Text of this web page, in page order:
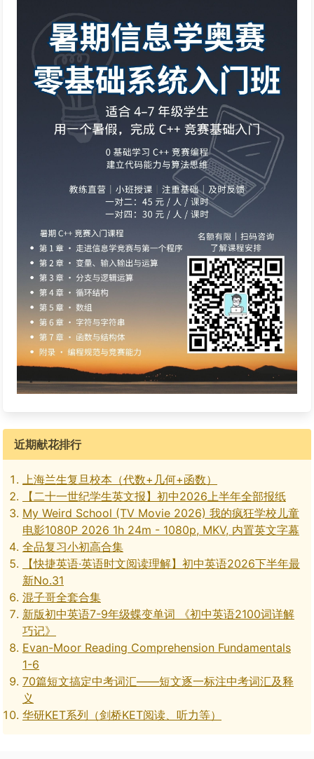
近期献花排行
上海兰生复旦校本（代数+几何+函数）
【二十一世纪学生英文报】初中2026上半年全部报纸
My Weird School (TV Movie 2026) 我的疯狂学校儿童
电影1080P 2026 1h 24m - 1080p, MKV, 内置英文字幕
全品复习小初高合集
【快捷英语·英语时文阅读理解】初中英语2026下半年最
新No.31
混子哥全套合集
新版初中英语7-9年级蝶变单词 《初中英语2100词详解
巧记》
Evan-Moor Reading Comprehension Fundamentals
1-6
70篇短文搞定中考词汇——短文逐一标注中考词汇及释
义
华研KET系列（剑桥KET阅读、听力等）